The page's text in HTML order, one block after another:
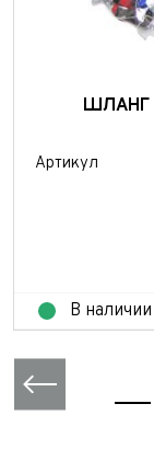
ШЛАНГ
Артикул
В наличии